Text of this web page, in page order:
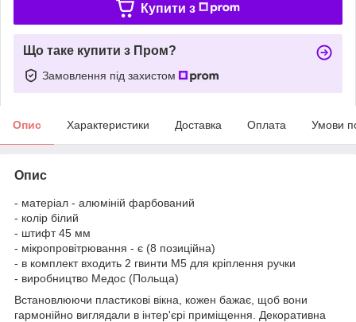
Купити з
Що таке купити з Пром?
Замовлення під захистом
Опис Характеристики Доставка Оплата Умови
Опис
- матеріал - алюміній фарбований
- колір білий
- штифт 45 мм
- мікропровітрювання - є (8 позиційна)
- в комплект входить 2 гвинти М5 для кріплення ручки
- виробництво Медос (Польща)
Встановлюючи пластикові вікна, кожен бажає, щоб вони
гармонійно виглядали в інтер'єрі приміщення. Декоративна